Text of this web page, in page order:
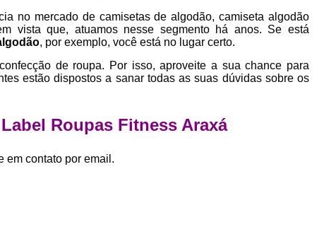
Desenvolvimento Estampa de
Empresa Private Label
Private
Private Label Roupas
Private Label Roupas
no mercado de camisetas de algodão, camiseta algodão
vista que, atuamos nesse segmento há anos. Se está
, por exemplo, você está no lugar certo.
de roupa. Por isso, aproveite a sua chance para
estão dispostos a sanar todas as suas dúvidas sobre os
Roupas Fitness Araxá
em contato por email.